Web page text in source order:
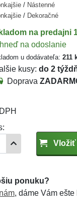
/ Nástenné
/ Dekoračné
na predajni
na odoslanie
u dodávateľa: 211
kusy: do 2
Doprava
Vložiť
ponuku?
, dáme Vám ešte